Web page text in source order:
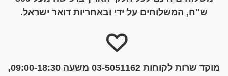
ש"ח, המשלוחים על ידי ובאחריות דואר ישראל.
מוקד שרות לקוחות 03-5051162 משעה 09:00-18:30,